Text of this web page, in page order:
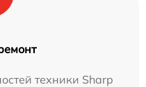
техники Sharp